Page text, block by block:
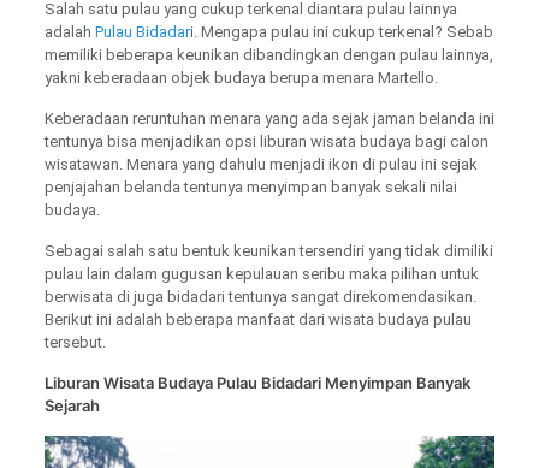
Salah satu pulau yang cukup terkenal diantara pulau lainnya
adalah Pulau Bidadari. Mengapa pulau ini cukup terkenal? Sebab
memiliki beberapa keunikan dibandingkan dengan pulau lainnya,
yakni keberadaan objek budaya berupa menara Martello.
Keberadaan reruntuhan menara yang ada sejak jaman belanda ini
tentunya bisa menjadikan opsi liburan wisata budaya bagi calon
wisatawan. Menara yang dahulu menjadi ikon di pulau ini sejak
penjajahan belanda tentunya menyimpan banyak sekali nilai
budaya.
Sebagai salah satu bentuk keunikan tersendiri yang tidak dimiliki
pulau lain dalam gugusan kepulauan seribu maka pilihan untuk
berwisata di juga bidadari tentunya sangat direkomendasikan.
Berikut ini adalah beberapa manfaat dari wisata budaya pulau
tersebut.
Liburan Wisata Budaya Pulau Bidadari Menyimpan Banyak
Sejarah